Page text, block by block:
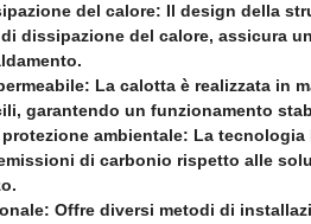
del calore: Il design della
dissipazione del calore, assicura
La calotta è realizzata in
garantendo un funzionamento
ambientale: La
di carbonio rispetto alle
Offre diversi metodi di